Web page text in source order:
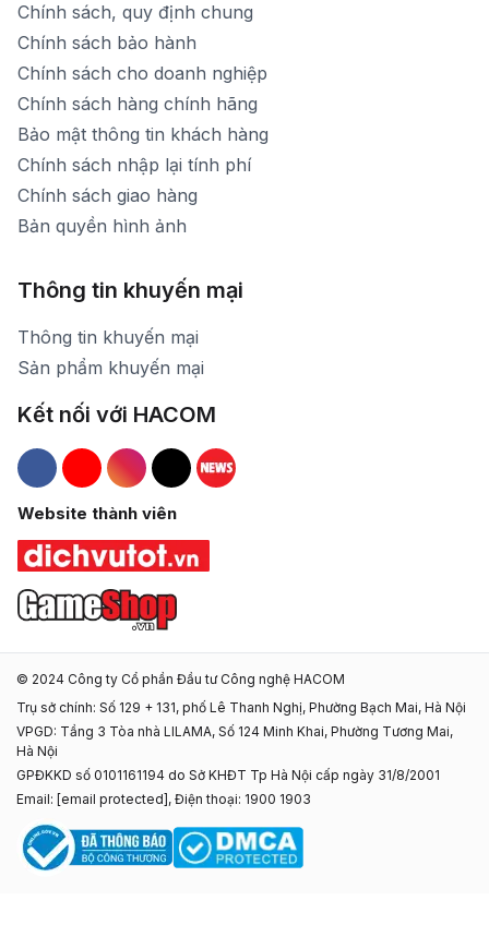
Chính sách, quy định chung
Chính sách bảo hành
Chính sách cho doanh nghiệp
Chính sách hàng chính hãng
Bảo mật thông tin khách hàng
Chính sách nhập lại tính phí
Chính sách giao hàng
Bản quyền hình ảnh
Thông tin khuyến mại
Thông tin khuyến mại
Sản phẩm khuyến mại
Kết nối với HACOM
Hacom Facebook
Hacom YouTube
Hacom Instagram
Hacom TikTok
Website thành viên
© 2024 Công ty Cổ phần Đầu tư Công nghệ HACOM
Trụ sở chính: Số 129 + 131, phố Lê Thanh Nghị, Phường Bạch Mai, Hà Nội
VPGD: Tầng 3 Tòa nhà LILAMA, Số 124 Minh Khai, Phường Tương Mai,
Hà Nội
GPĐKKD số 0101161194 do Sở KHĐT Tp Hà Nội cấp ngày 31/8/2001
Email: [email protected] , Điện thoại: 1900 1903